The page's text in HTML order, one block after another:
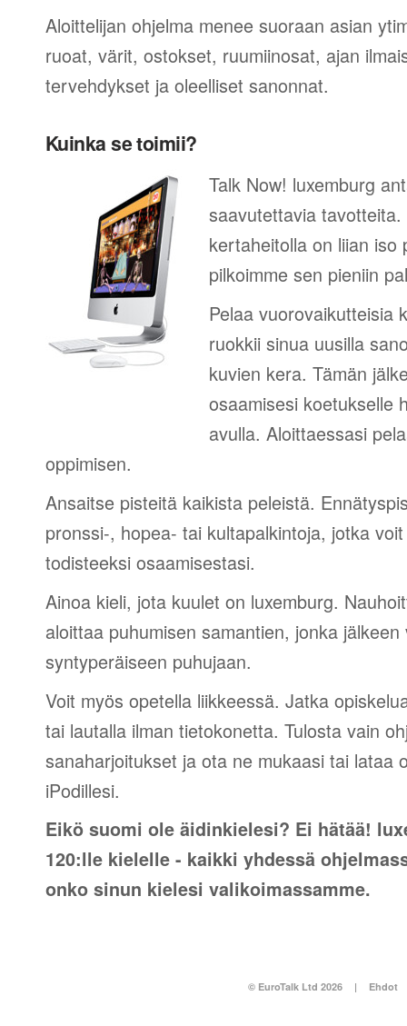
Aloittelijan ohjelma menee suoraan asian
ruoat, värit, ostokset, ruumiinosat, ajan
tervehdykset ja oleelliset sanonnat.
Kuinka se toimii?
Talk Now! luxemburg
saavutettavia
kertaheitolla on liian
pilkoimme sen pieniin
Pelaa vuorovaikutteisia
ruokkii sinua uusilla
kuvien kera. Tämän
osaamisesi koetukselle
avulla. Aloittaessasi
oppimisen.
Ansaitse pisteitä kaikista peleistä.
pronssi-, hopea- tai kultapalkintoja, jotka
todisteeksi osaamisestasi.
Ainoa kieli, jota kuulet on luxemburg.
aloittaa puhumisen samantien, jonka
syntyperäiseen puhujaan.
Voit myös opetella liikkeessä. Jatka
tai lautalla ilman tietokonetta. Tulosta vain
sanaharjoitukset ja ota ne mukaasi tai lataa
iPodillesi.
Eikö suomi ole äidinkielesi? Ei hätää!
120:lle kielelle - kaikki yhdessä
onko sinun kielesi valikoimassamme.
© EuroTalk Ltd 2026 | Ehdot